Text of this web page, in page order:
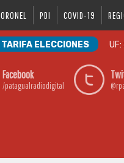
PDI COVID-19
TARIFA ELECCIONES UF:
Facebook
/patagualradiodigital